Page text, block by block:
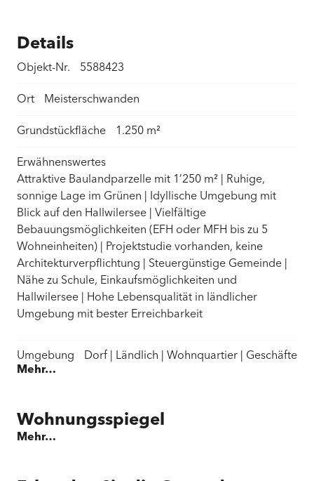
Details
Objekt-Nr. 5588423
Ort Meisterschwanden
Grundstückfläche 1.250 m²
Erwähnenswertes
Attraktive Baulandparzelle mit 1’250 m²
Ruhige,
sonnige Lage im Grünen
Idyllische Umgebung mit
Blick auf den Hallwilersee
Vielfältige
Bebauungsmöglichkeiten (EFH oder MFH bis zu 5
Wohneinheiten)
Projektstudie vorhanden, keine
Architekturverpflichtung
Steuergünstige Gemeinde
Nähe zu Schule, Einkaufsmöglichkeiten und
Hallwilersee
Hohe Lebensqualität in ländlicher
Umgebung mit bester Erreichbarkeit
Umgebung
Dorf | Ländlich | Wohnquartier | Geschäfte
| Einkaufsmöglichkeiten | Restaurant(s) | Bushaltestelle |
Aussenbereich Ruhige Lage
Mehr…
Wohnungsspiegel
Mehr…